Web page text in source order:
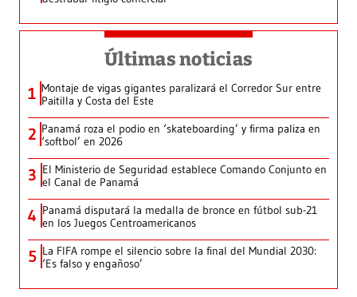
Últimas noticias
1 Montaje de vigas gigantes paralizará el Corredor Sur entre
Paitilla y Costa del Este
2 Panamá roza el podio en ‘skateboarding’ y firma paliza en
‘softbol’ en 2026
3 El Ministerio de Seguridad establece Comando Conjunto en
el Canal de Panamá
4 Panamá disputará la medalla de bronce en fútbol sub-21
en los Juegos Centroamericanos
5 La FIFA rompe el silencio sobre la final del Mundial 2030:
‘Es falso y engañoso’